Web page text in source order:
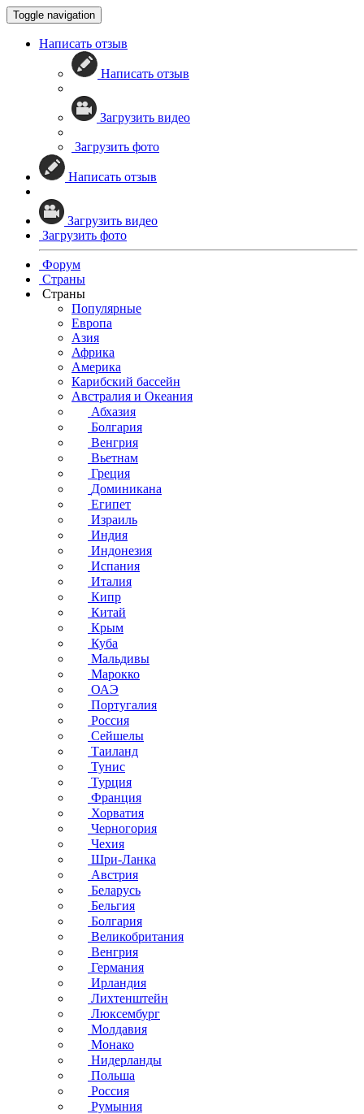
Toggle navigation
Написать отзыв
Написать отзыв
Загрузить видео
Загрузить фото
Написать отзыв
Загрузить видео
Загрузить фото
Форум
Страны
Страны
Популярные
Европа
Азия
Африка
Америка
Карибский бассейн
Австралия и Океания
Абхазия
Болгария
Венгрия
Вьетнам
Греция
Доминикана
Египет
Израиль
Индия
Индонезия
Испания
Италия
Кипр
Китай
Крым
Куба
Мальдивы
Марокко
ОАЭ
Португалия
Россия
Сейшелы
Таиланд
Тунис
Турция
Франция
Хорватия
Черногория
Чехия
Шри-Ланка
Австрия
Беларусь
Бельгия
Болгария
Великобритания
Венгрия
Германия
Ирландия
Лихтенштейн
Люксембург
Молдавия
Монако
Нидерланды
Польша
Россия
Румыния